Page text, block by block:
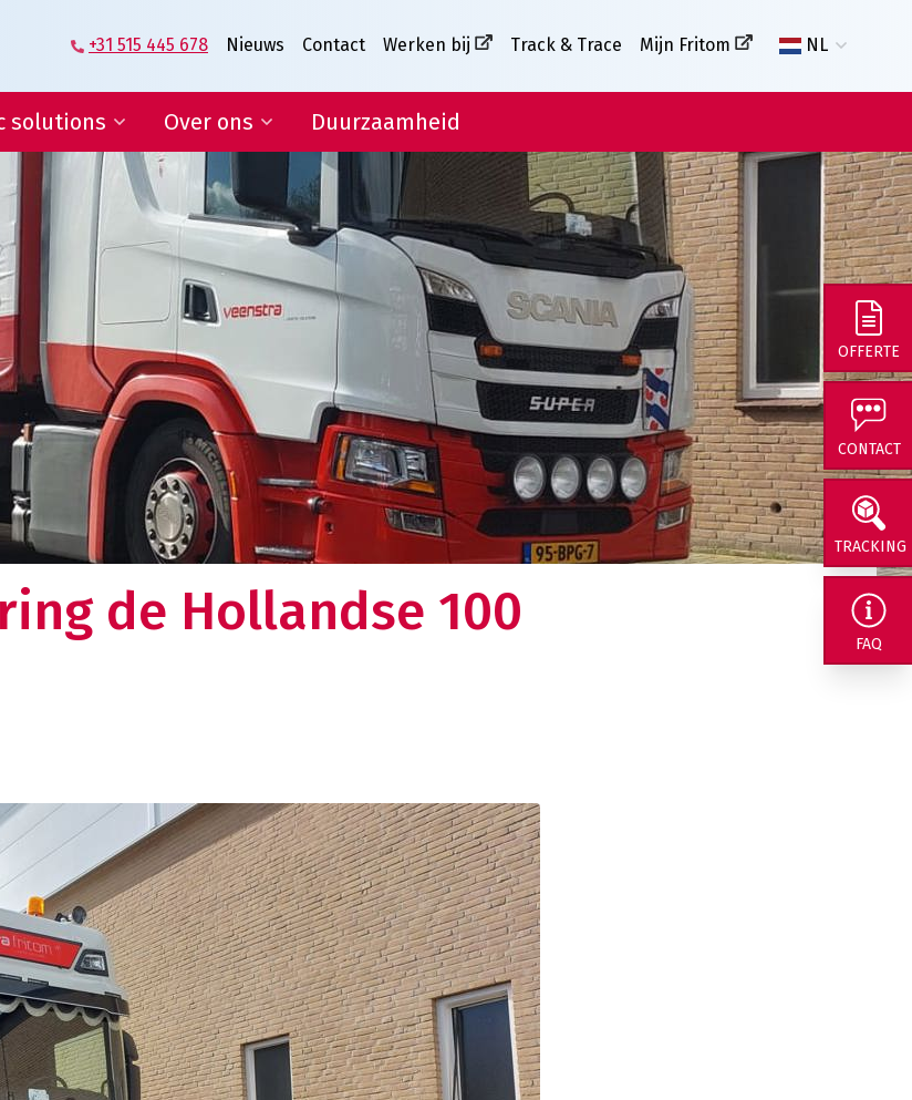
+31 515 445 678 Nieuws Contact Werken bij Track & Trace Mijn Fritom NL
solutions
engineering
en rapportages
meer naar uw logistieke keten. Dat
Over ons
Het verhaal van
Veenstra|Fritom
Wat ons beweegt
Vacatures
Lean & Green
Certificeringen
Condities
Over ons
Weten wat ons drijft en nieuwsgierig naar ons
verhaal?
Duurzaamheid
OFFERTE
CONTACT
TRACKING
FAQ
de Hollandse 100